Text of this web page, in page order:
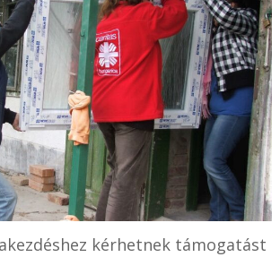
kérhetnek támogatást